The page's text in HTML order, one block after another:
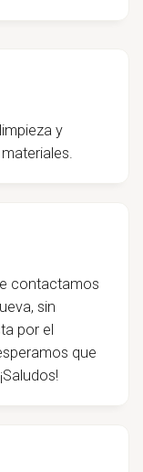
y
contactamos
sin
por el
que